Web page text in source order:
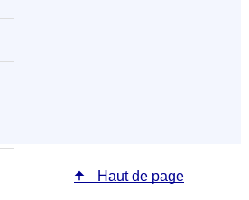
Haut de page